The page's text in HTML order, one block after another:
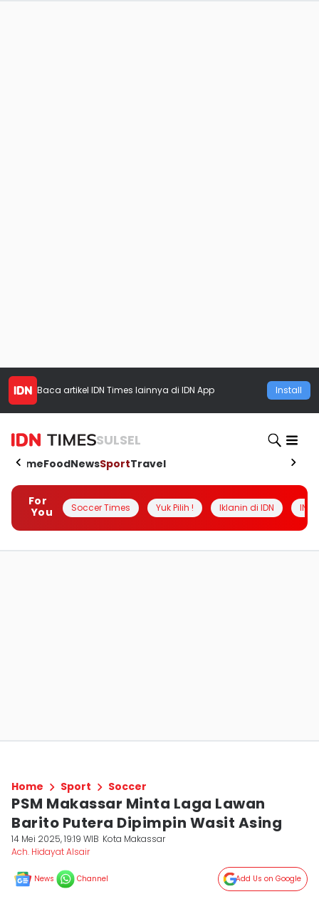
Baca artikel IDN Times lainnya di IDN App Install
SULSEL
HomeFoodNewsSportTravel
For
You
Soccer Times Yuk Pilih ! Iklanin di IDN
Home Sport Soccer
PSM Makassar Minta Laga Lawan
Barito Putera Dipimpin Wasit Asing
14 Mei 2025, 19:19 WIB Kota Makassar
Ach. Hidayat Alsair
News Channel Add Us on Google